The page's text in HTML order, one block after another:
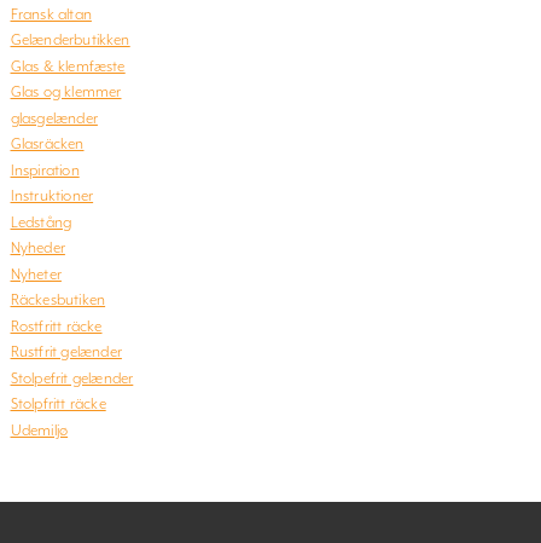
Fransk altan
Gelænderbutikken
Glas & klemfæste
Glas og klemmer
glasgelænder
Glasräcken
Inspiration
Instruktioner
Ledstång
Nyheder
Nyheter
Räckesbutiken
Rostfritt räcke
Rustfrit gelænder
Stolpefrit gelænder
Stolpfritt räcke
Udemiljø